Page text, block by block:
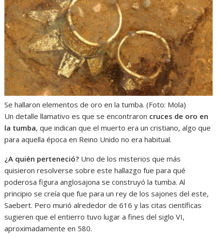
Se hallaron elementos de oro en la tumba. (Foto: Mola)
Un detalle llamativo es que se encontraron cruces de oro en
la tumba, que indican que el muerto era un cristiano, algo que
para aquella época en Reino Unido no era habitual.
¿A quién perteneció? Uno de los misterios que más
quisieron resolverse sobre este hallazgo fue para qué
poderosa figura anglosajona se construyó la tumba. Al
principio se creía que fue para un rey de los sajones del este,
Saebert. Pero murió alrededor de 616 y las citas científicas
sugieren que el entierro tuvo lugar a fines del siglo VI,
aproximadamente en 580.